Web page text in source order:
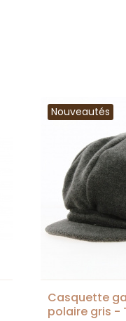
Nouveautés
Casquette
polaire gris -